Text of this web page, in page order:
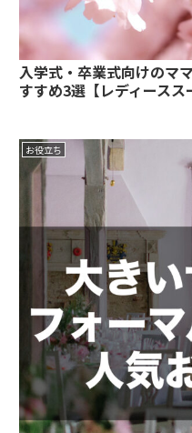
入学式・卒業式向けのマ
すすめ3選【レディースス
お役立ち